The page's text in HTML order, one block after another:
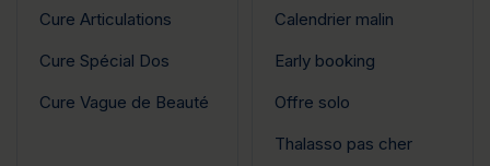
Cure Articulations
Cure Spécial Dos
Cure Vague de Beauté
Calendrier malin
Early booking
Offre solo
Thalasso pas cher